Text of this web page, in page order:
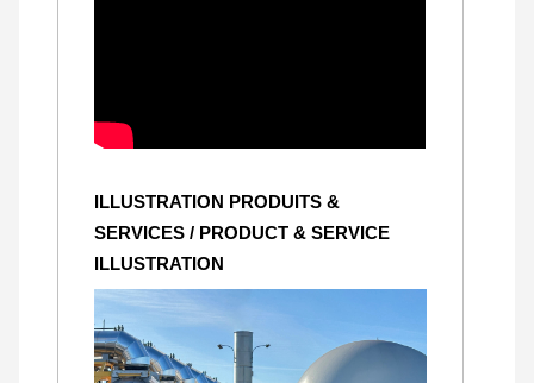
ILLUSTRATION PRODUITS &
SERVICES / PRODUCT & SERVICE
ILLUSTRATION